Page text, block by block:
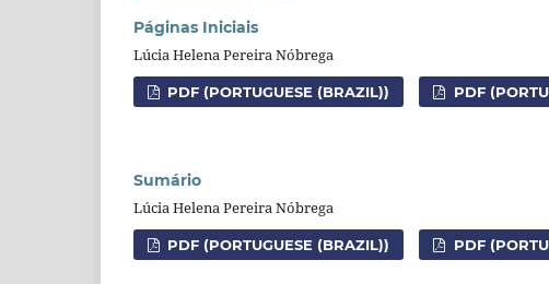
Páginas Iniciais
Lúcia Helena Pereira Nóbrega
PDF (PORTUGUESE (BRAZIL)) PDF
Sumário
Lúcia Helena Pereira Nóbrega
PDF (PORTUGUESE (BRAZIL)) PDF